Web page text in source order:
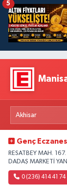
5
Genç
RESATBEY MAH.
DADAŞ MARKETİ YANI
0 (236) 414 41 74